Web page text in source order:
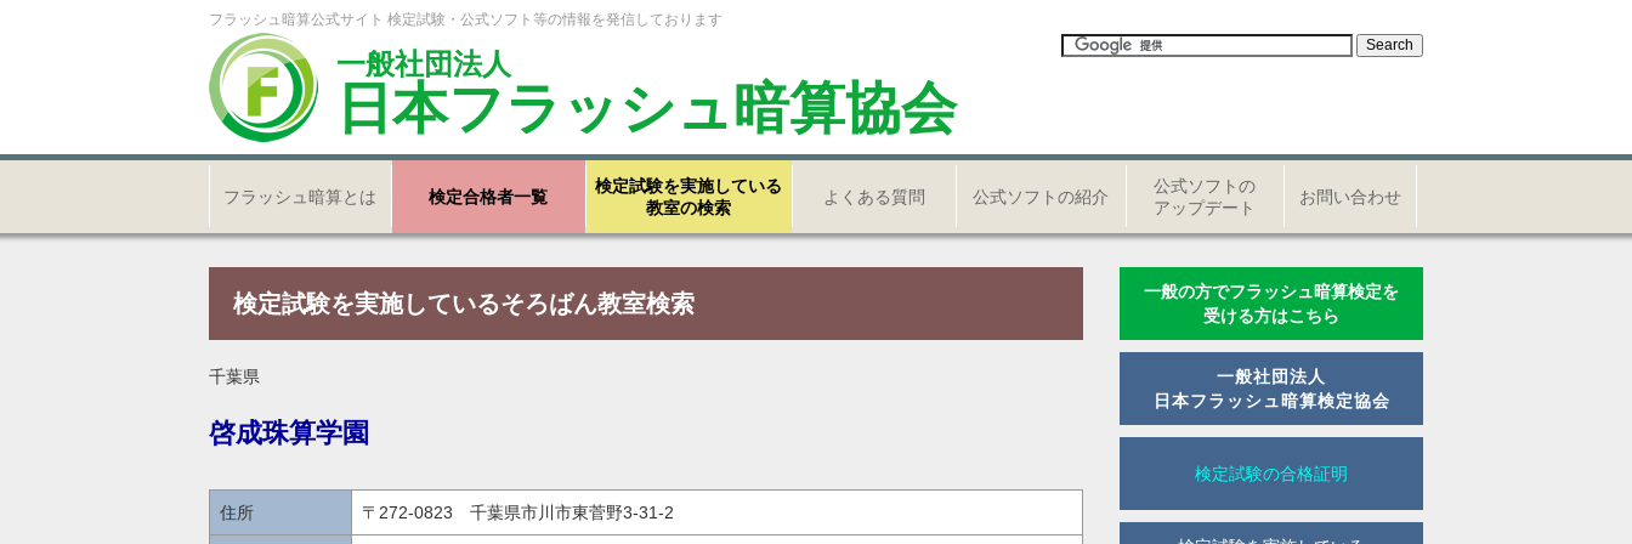
フラッシュ暗算公式サイト 検定試験・公式ソフト等の情報を発信しております
一般社団法人
日本フラッシュ暗算協会
フラッシュ暗算とは 検定合格者一覧
検定試験を実施している
教室の検索
よくある質問 公式ソフトの紹介
公式ソフトの
アップデート
お問い合わせ
検定試験を実施しているそろばん教室検索
千葉県
啓成珠算学園
住所 〒272-0823 千葉県市川市東菅野3-31-2
一般の方でフラッシュ暗算検定を
受ける方はこちら
一般社団法人
日本フラッシュ暗算検定協会
検定試験の合格証明